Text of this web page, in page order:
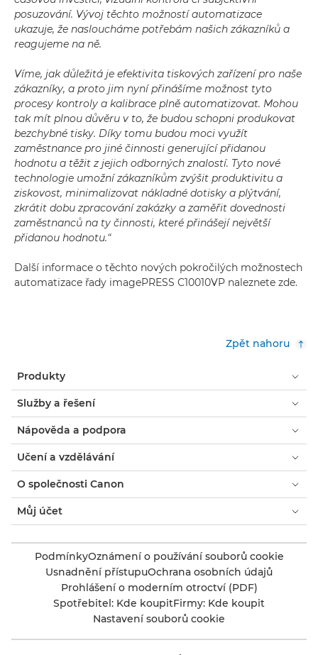
posuzování. Vývoj těchto možností automatizace
ukazuje, že nasloucháme potřebám našich zákazníků a
reagujeme na ně.
Víme, jak důležitá je efektivita tiskových zařízení pro naše
zákazníky, a proto jim nyní přinášíme možnost tyto
procesy kontroly a kalibrace plně automatizovat. Mohou
tak mít plnou důvěru v to, že budou schopni produkovat
bezchybné tisky. Díky tomu budou moci využít
zaměstnance pro jiné činnosti generující přidanou
hodnotu a těžit z jejich odborných znalostí. Tyto nové
technologie umožní zákazníkům zvýšit produktivitu a
ziskovost, minimalizovat nákladné dotisky a plýtvání,
zkrátit dobu zpracování zakázky a zaměřit dovednosti
zaměstnanců na ty činnosti, které přinášejí největší
přidanou hodnotu.“
Další informace o těchto nových pokročilých možnostech
automatizace řady imagePRESS C10010VP naleznete zde.
Zpět nahoru
Produkty
Služby a řešení
Nápověda a podpora
Učení a vzdělávání
O společnosti Canon
Můj účet
PodmínkyOznámení o používání souborů cookie
Usnadnění přístupuOchrana osobních údajů
Prohlášení o moderním otroctví (PDF)
Spotřebitel: Kde koupitFirmy: Kde koupit
Nastavení souborů cookie